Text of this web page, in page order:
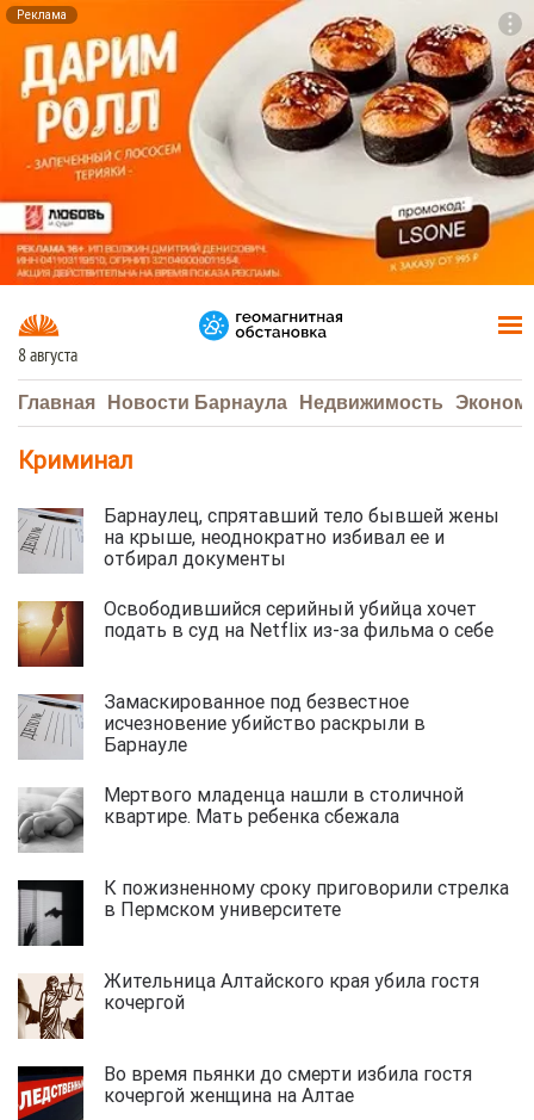
Реклама
8 августа
Главная Новости Барнаула Недвижимость
Криминал
Барнаулец, спрятавший тело бывшей жены
на крыше, неоднократно избивал ее и
отбирал документы
Освободившийся серийный убийца хочет
подать в суд на Netflix из-за фильма о себе
Замаскированное под безвестное
исчезновение убийство раскрыли в
Барнауле
Мертвого младенца нашли в столичной
квартире. Мать ребенка сбежала
К пожизненному сроку приговорили стрелка
в Пермском университете
Жительница Алтайского края убила гостя
кочергой
Во время пьянки до смерти избила гостя
кочергой женщина на Алтае